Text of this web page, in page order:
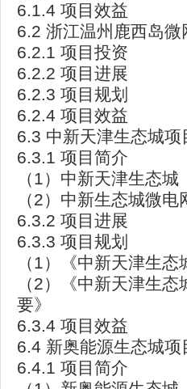
6.1.4 项目效益
6.2 浙江温州鹿西岛
6.2.1 项目投资
6.2.2 项目进展
6.2.3 项目规划
6.2.4 项目效益
6.3 中新天津生态城
6.3.1 项目简介
（1）中新天津生态城
（2）中新生态城微电
6.3.2 项目进展
6.3.3 项目规划
（1）《中新天津生态
（2）《中新天津生
要》
6.3.4 项目效益
6.4 新奥能源生态城
6.4.1 项目简介